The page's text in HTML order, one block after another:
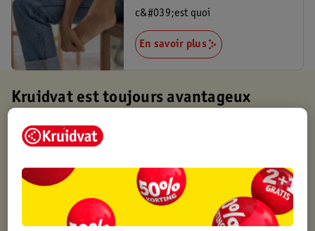
c&#039;est quoi
En savoir plus
Kruidvat est toujours avantageux
Retirez votre commande gratuitement dans un magasin,
toujours un magasin à proximité
Livraison à domicile gratuite à partir de 50 euros ou
livraison gratuite sur divers produits promotionnels
Retours gratuits dans un délai de 30 jours